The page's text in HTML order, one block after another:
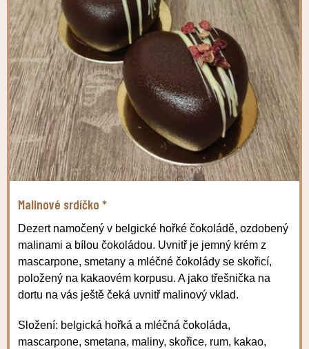
Malinové srdíčko *
Dezert namočený v belgické hořké čokoládě, ozdobený
malinami a bílou čokoládou. Uvnitř je jemný krém z
mascarpone, smetany a mléčné čokolády se skořicí,
položený na kakaovém korpusu. A jako třešnička na
dortu na vás ještě čeká uvnitř malinový vklad.
Složení: belgická hořká a mléčná čokoláda,
mascarpone, smetana, maliny, skořice, rum, kakao,